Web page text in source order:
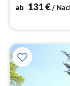
ab 131€/